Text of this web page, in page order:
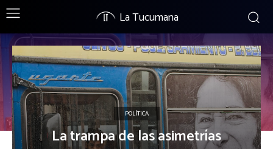
La Tucumana
POLÍTICA
La trampa de las asimetrías